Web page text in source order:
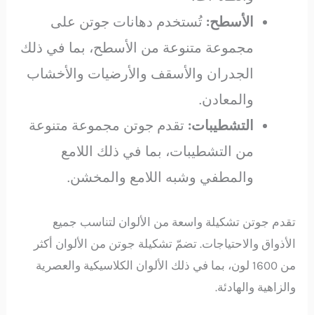
الأسطح: تُستخدم دهانات جوتن على
مجموعة متنوعة من الأسطح، بما في ذلك
الجدران والأسقف والأرضيات والأخشاب
والمعادن.
التشطيبات: تقدم جوتن مجموعة متنوعة
من التشطيبات، بما في ذلك اللامع
والمطفي وشبه اللامع والمخشن.
تقدم جوتن تشكيلة واسعة من الألوان لتناسب جميع
الأذواق والاحتياجات. تضمّ تشكيلة جوتن من الألوان أكثر
من 1600 لون، بما في ذلك الألوان الكلاسيكية والعصرية
والزاهية والهادئة.